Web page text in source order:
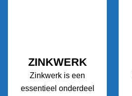
ZINKWERK
Zinkwerk is een
essentieel onderdeel